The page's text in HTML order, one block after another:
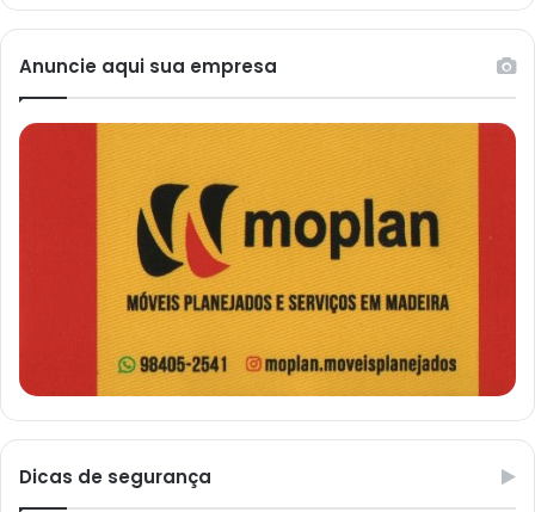
Anuncie aqui sua empresa
Dicas de segurança